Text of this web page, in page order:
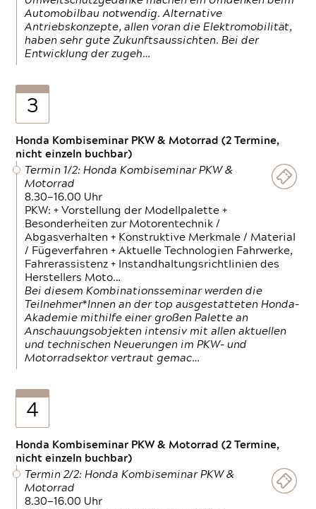
Automobilbau notwendig. Alternative
Antriebskonzepte, allen voran die Elektromobilität,
haben sehr gute Zukunftsaussichten. Bei der
Entwicklung der zugeh…
3
Honda Kombiseminar PKW & Motorrad (2 Termine,
nicht einzeln buchbar)
Termin 1/2: Honda Kombiseminar PKW &
Motorrad
8.30—16.00 Uhr
PKW: + Vorstellung der Modellpalette +
Besonderheiten zur Motorentechnik /
Abgasverhalten + Konstruktive Merkmale / Material
/ Fügeverfahren + Aktuelle Technologien Fahrwerke,
Fahrerassistenz + Instandhaltungsrichtlinien des
Herstellers Moto…
Bei diesem Kombinationsseminar werden die
Teilnehmer*Innen an der top ausgestatteten Honda-
Akademie mithilfe einer großen Palette an
Anschauungsobjekten intensiv mit allen aktuellen
und technischen Neuerungen im PKW- und
Motorradsektor vertraut gemac…
4
Honda Kombiseminar PKW & Motorrad (2 Termine,
nicht einzeln buchbar)
Termin 2/2: Honda Kombiseminar PKW &
Motorrad
8.30—16.00 Uhr